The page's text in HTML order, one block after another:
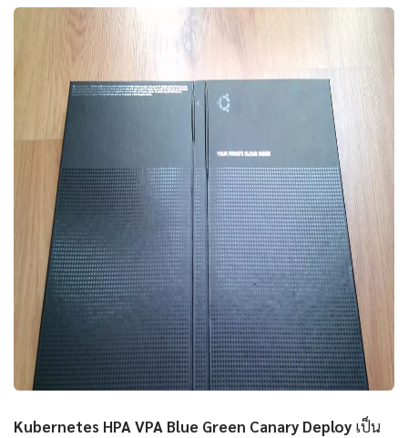
Kubernetes HPA VPA Blue Green Canary Deploy เป็น